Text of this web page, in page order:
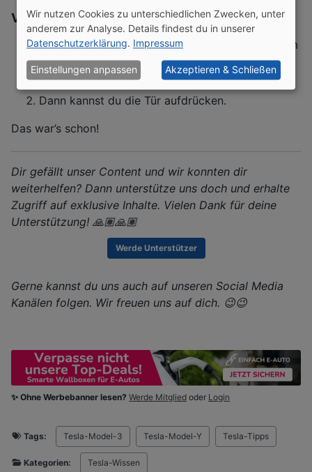
Von innen
Drücke den kleinen, unauffälligen Knopf oben am
Türgriff in der Armlehne. Die Tür springt einen
Spalt auf.
Dann kannst du die Tür aufdrücken.
Das war’s schon!
Dir gefällt unser Content und wir konnten dir
weiterhelfen? Dann unterstütze uns doch und erhalte
Zugriff auf exklusive Inhalte. Vielen Dank für deine
Unterstützung! 🙏🏽🙏🏽
Werde Unterstützer
Gerne kannst du uns auch auf unseren Social Media
Kanälen folgen. Wir freuen uns auf dich. 😉😉
✨ Ohne Werbebanner lesen? Werde Mitglied oder Login
Tags: Tesla-Model-3 Tesla-Model-Y Tesla-Tipps
Kategorien: Tesla-Wissen
Wir nutzen Cookies zu unterschiedlichen Zwecken, unter
anderem zur Analyse. Details findest du in unserer
Datenschutzerklärung. Impressum
Einstellungen anpassen Akzeptieren & Schließen